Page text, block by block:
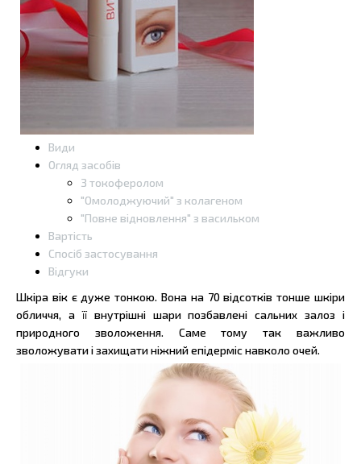
Види
Огляд засобів
З токоферолом
"Омолоджуючий" з колагеном
"Повне відновлення" з васильком
Вартість
Спосіб застосування
Відгуки
Шкіра вік є дуже тонкою. Вона на 70 відсотків тонше шкіри
обличчя, а її внутрішні шари позбавлені сальних залоз і
природного зволоження. Саме тому так важливо
зволожувати і захищати ніжний епідерміс навколо очей.